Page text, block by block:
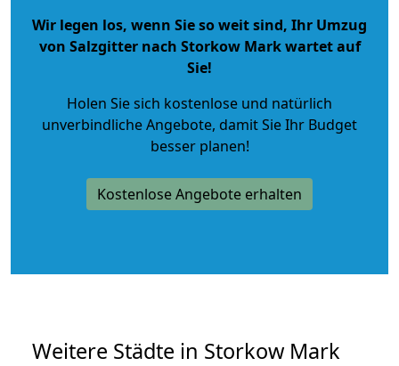
Wir legen los, wenn Sie so weit sind, Ihr Umzug
von Salzgitter nach Storkow Mark wartet auf
Sie!
Holen Sie sich kostenlose und natürlich
unverbindliche Angebote, damit Sie Ihr Budget
besser planen!
Kostenlose Angebote erhalten
Weitere Städte in Storkow Mark